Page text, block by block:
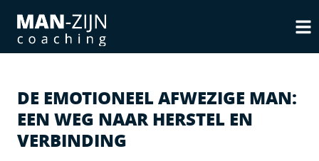
DE EMOTIONEEL AFWEZIGE MAN:
EEN WEG NAAR HERSTEL EN
VERBINDING